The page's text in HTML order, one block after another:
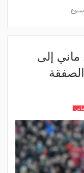
ماني إلى